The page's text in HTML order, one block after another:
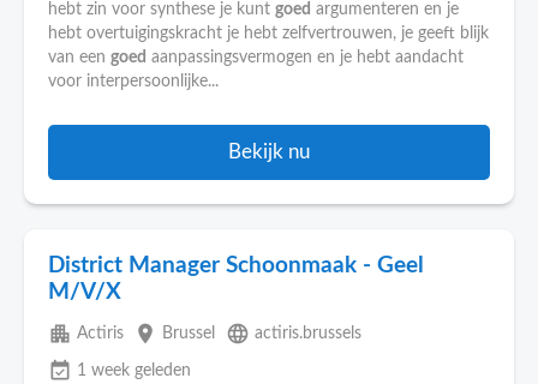
hebt zin voor synthese je kunt goed argumenteren en je
hebt overtuigingskracht je hebt zelfvertrouwen, je geeft blijk
van een goed aanpassingsvermogen en je hebt aandacht
voor interpersoonlijke...
Bekijk nu
District Manager Schoonmaak - Geel
M/V/X
apartment Actiris place Brussel language actiris.brussels
event_available 1 week geleden